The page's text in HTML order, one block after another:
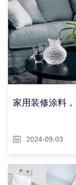
家用装修涂料
2024-09-03